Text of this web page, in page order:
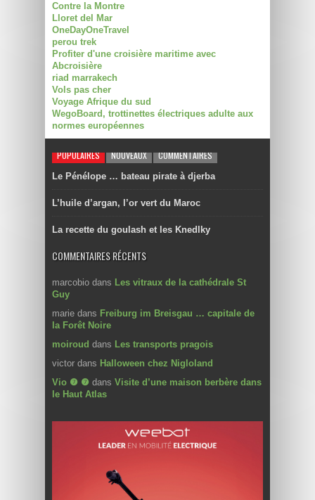
Contre la Montre
Lloret del Mar
OneDayOneTravel
perou trek
Profiter d'une croisière maritime avec
Abcroisière
riad marrakech
Vols pas cher
Voyage Afrique du sud
WegoBoard, trottinettes électriques adulte aux
normes européennes
POPULAIRES NOUVEAUX COMMENTAIRES
Le Pénélope … bateau pirate à djerba
L’huile d’argan, l’or vert du Maroc
La recette du goulash et les Knedlky
COMMENTAIRES RÉCENTS
marcobio dans Les vitraux de la cathédrale St
Guy
marie dans Freiburg im Breisgau … capitale de
la Forêt Noire
moiroud dans Les transports pragois
victor dans Halloween chez Nigloland
Vio ❼ ❼ dans Visite d’une maison berbère dans
le Haut Atlas